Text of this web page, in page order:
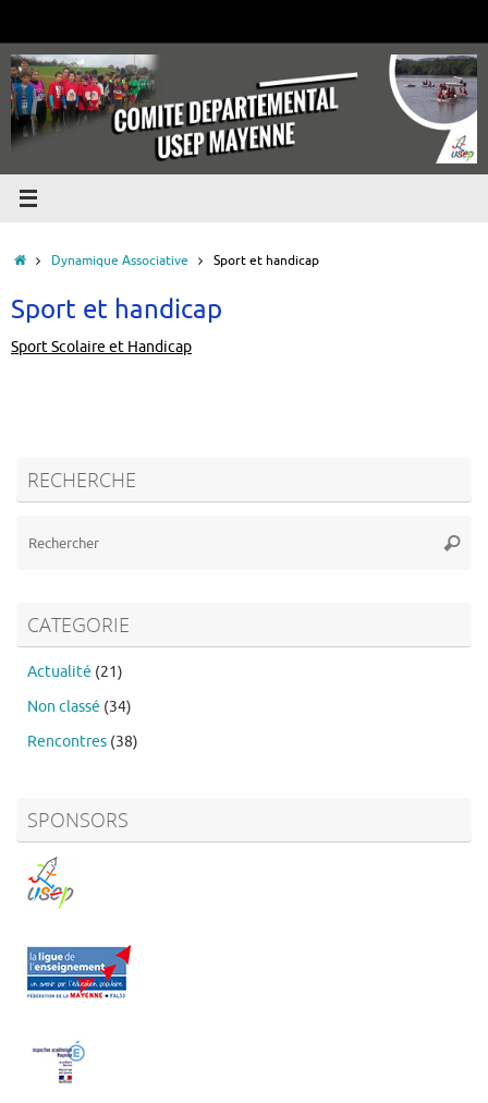
contenu
AccueilDynamique Associative Sport et handicap
Sport et handicap
Sport Scolaire et Handicap
RECHERCHE
CATEGORIE
Actualité (21)
Non classé (34)
Rencontres (38)
SPONSORS